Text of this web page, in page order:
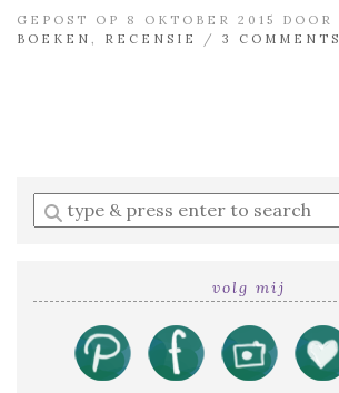
GEPOST OP 8 OKTOBER 2015 DOOR
BOEKEN
RECENSIE / 3 COMMENTS
Enter
a
volg mij